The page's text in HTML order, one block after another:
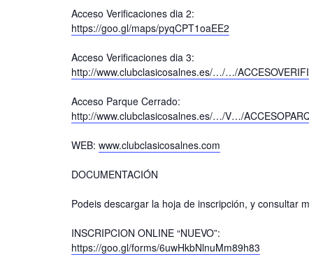
Acceso Verificaciones dia 2:
https://goo.gl/maps/pyqCPT1oaEE2
Acceso Verificaciones dia 3:
http://www.clubclasicosalnes.es/…/…/
Acceso Parque Cerrado:
http://www.clubclasicosalnes.es/…/V…/
WEB: www.clubclasicosalnes.com
DOCUMENTACIÓN
Podeis descargar la hoja de inscripción, y consultar
INSCRIPCION ONLINE “NUEVO”:
https://goo.gl/forms/6uwHkbNlnuMm89h83